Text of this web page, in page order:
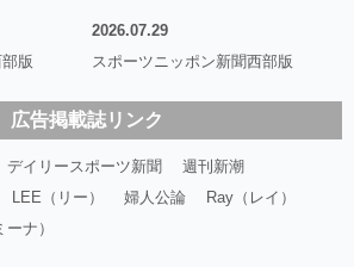
版
2026.07.29
スポーツニッポン新聞西部版
広告掲載誌リンク
デイリースポーツ新聞
週刊新潮
LEE（リー） 婦人公論
Ray（レイ）
ナ）